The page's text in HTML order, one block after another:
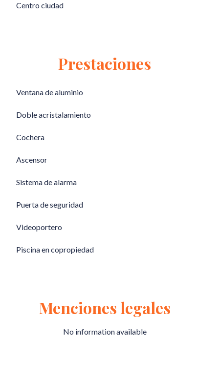
Centro ciudad
Prestaciones
Ventana de aluminio
Doble acristalamiento
Cochera
Ascensor
Sistema de alarma
Puerta de seguridad
Videoportero
Piscina en copropiedad
Menciones legales
No information available